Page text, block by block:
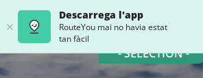
Descarrega l'app
RouteYou mai no havia estat
tan fàcil
- SELECTION -